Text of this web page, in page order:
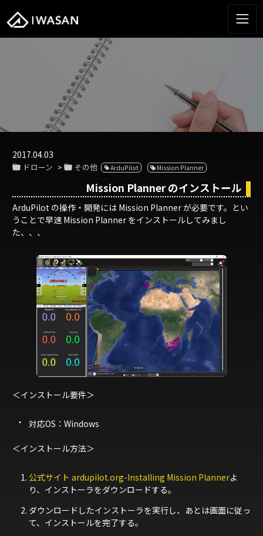
2017.04.03
ドローン その他 ArduPilot Mission Planner
Mission Planner のインストール
ArduPilot の操作・開発には Mission Planner が必要です。とい
うことで早速 Mission Planner をインストールしてみまし
た、、、
＜インストール要件＞
対応OS：Windows
＜インストール方法＞
公式サイト ardupilot.org-Installing Mission Plannerよ
り、インストーラをダウンロードする。
ダウンロードしたインストーラを実行し、あとは画面に従っ
て、インストールを完了する。